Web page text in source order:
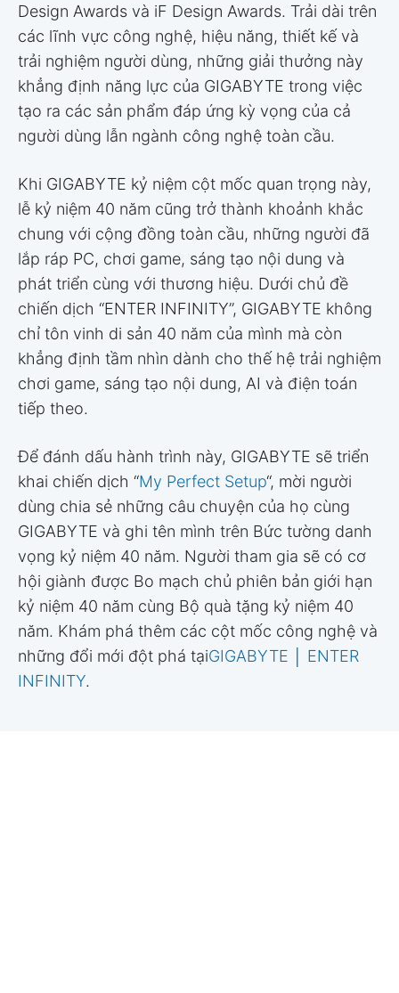
Design Awards và iF Design Awards. Trải dài trên
các lĩnh vực công nghệ, hiệu năng, thiết kế và
trải nghiệm người dùng, những giải thưởng này
khẳng định năng lực của GIGABYTE trong việc
tạo ra các sản phẩm đáp ứng kỳ vọng của cả
người dùng lẫn ngành công nghệ toàn cầu.
Khi GIGABYTE kỷ niệm cột mốc quan trọng này,
lễ kỷ niệm 40 năm cũng trở thành khoảnh khắc
chung với cộng đồng toàn cầu, những người đã
lắp ráp PC, chơi game, sáng tạo nội dung và
phát triển cùng với thương hiệu. Dưới chủ đề
chiến dịch “ENTER INFINITY”, GIGABYTE không
chỉ tôn vinh di sản 40 năm của mình mà còn
khẳng định tầm nhìn dành cho thế hệ trải nghiệm
chơi game, sáng tạo nội dung, AI và điện toán
tiếp theo.
Để đánh dấu hành trình này, GIGABYTE sẽ triển
khai chiến dịch “My Perfect Setup“, mời người
dùng chia sẻ những câu chuyện của họ cùng
GIGABYTE và ghi tên mình trên Bức tường danh
vọng kỷ niệm 40 năm. Người tham gia sẽ có cơ
hội giành được Bo mạch chủ phiên bản giới hạn
kỷ niệm 40 năm cùng Bộ quà tặng kỷ niệm 40
năm. Khám phá thêm các cột mốc công nghệ và
những đổi mới đột phá tạiGIGABYTE │ ENTER
INFINITY.